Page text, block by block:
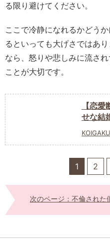
る限り避けてください。
ここで冷静になれるかどう
るといっても大げさではあ
なら、怒りや悲しみに流さ
ことが大切です。
【恋
せな結
KOIGAKU
1 2
次のページ：不倫された